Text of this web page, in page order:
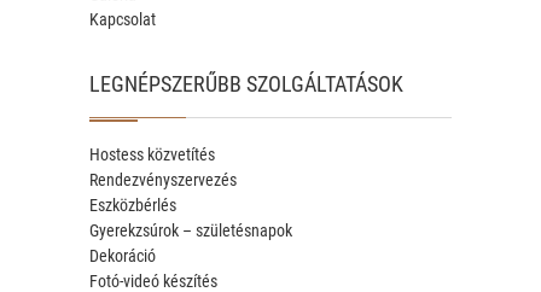
Kapcsolat
LEGNÉPSZERŰBB SZOLGÁLTATÁSOK
Hostess közvetítés
Rendezvényszervezés
Eszközbérlés
Gyerekzsúrok – születésnapok
Dekoráció
Fotó-videó készítés